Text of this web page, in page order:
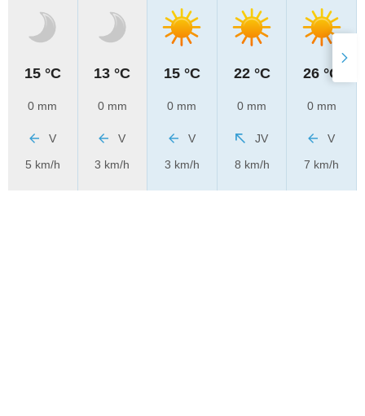
15 °C
0 mm
V
5 km/h
13 °C
0 mm
V
3 km/h
15 °C
0 mm
V
3 km/h
22 °C
0 mm
JV
8 km/h
26 °C
0 mm
V
7 km/h